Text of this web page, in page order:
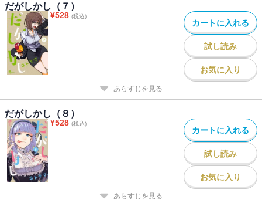
だがしかし（７）
¥528 (税込)
カートに入れる
試し読み
お気に入り
あらすじを見る
だがしかし（８）
¥528 (税込)
カートに入れる
試し読み
お気に入り
あらすじを見る